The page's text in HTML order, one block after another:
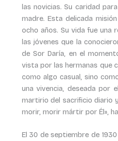
las novicias. Su caridad
madre. Esta delicada
ocho años. Su vida fue una
las jóvenes que la
de Sor Daría, en el
vista por las hermanas que
como algo casual, sino
una vivencia, deseada por
martirio del sacrificio diario
morir, morir mártir por Él»,
El 30 de septiembre de